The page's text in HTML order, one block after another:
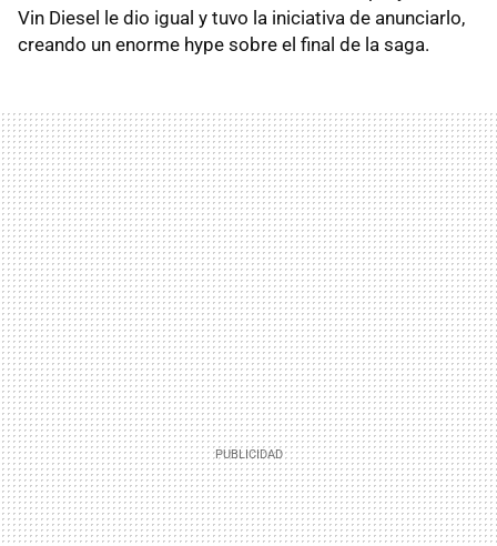
Vin Diesel le dio igual y tuvo la iniciativa de anunciarlo,
creando un enorme hype sobre el final de la saga.